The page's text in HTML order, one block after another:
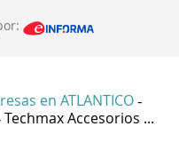
en ATLANTICO -
Techmax Accesorios ...